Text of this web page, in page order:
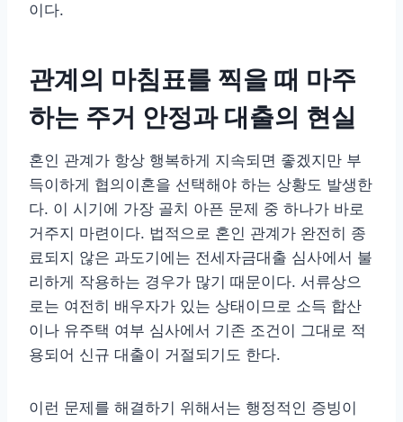
이다.
관계의 마침표를 찍을 때 마주
하는 주거 안정과 대출의 현실
혼인 관계가 항상 행복하게 지속되면 좋겠지만 부
득이하게 협의이혼을 선택해야 하는 상황도 발생한
다. 이 시기에 가장 골치 아픈 문제 중 하나가 바로
거주지 마련이다. 법적으로 혼인 관계가 완전히 종
료되지 않은 과도기에는 전세자금대출 심사에서 불
리하게 작용하는 경우가 많기 때문이다. 서류상으
로는 여전히 배우자가 있는 상태이므로 소득 합산
이나 유주택 여부 심사에서 기존 조건이 그대로 적
용되어 신규 대출이 거절되기도 한다.
이런 문제를 해결하기 위해서는 행정적인 증빙이